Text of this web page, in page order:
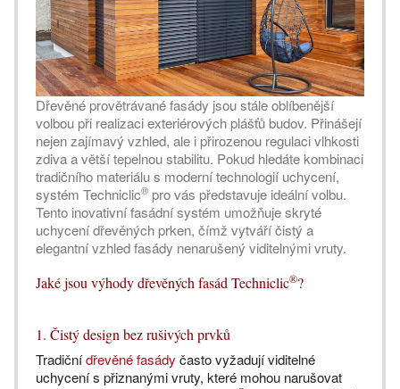
Dřevěné provětrávané fasády jsou stále oblíbenější
volbou při realizaci exteriérových plášťů budov. Přinášejí
nejen zajímavý vzhled, ale i přirozenou regulaci vlhkosti
zdiva a větší tepelnou stabilitu. Pokud hledáte kombinaci
tradičního materiálu s moderní technologií uchycení,
systém Techniclic® pro vás představuje ideální volbu.
Tento inovativní fasádní systém umožňuje skryté
uchycení dřevěných prken, čímž vytváří čistý a
elegantní vzhled fasády nenarušený viditelnými vruty.
Jaké jsou výhody dřevěných fasád Techniclic®?
1. Čistý design bez rušivých prvků
Tradičnídřevěné fasády často vyžadují viditelné
uchycení s přiznanými vruty, které mohou narušovat